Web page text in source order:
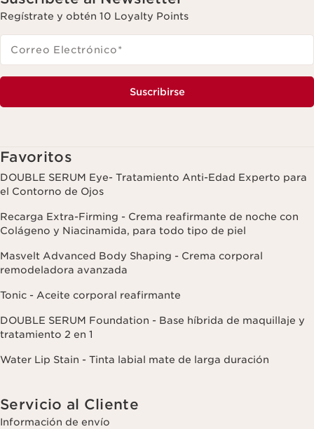
Regístrate y obtén 10 Loyalty Points
Correo Electrónico*
Suscribirse
Favoritos
DOUBLE SERUM Eye- Tratamiento Anti-Edad Experto para
el Contorno de Ojos
Recarga Extra-Firming - Crema reafirmante de noche con
Colágeno y Niacinamida, para todo tipo de piel
Masvelt Advanced Body Shaping - Crema corporal
remodeladora avanzada
Tonic - Aceite corporal reafirmante
DOUBLE SERUM Foundation - Base híbrida de maquillaje y
tratamiento 2 en 1
Water Lip Stain - Tinta labial mate de larga duración
Servicio al Cliente
Información de envío